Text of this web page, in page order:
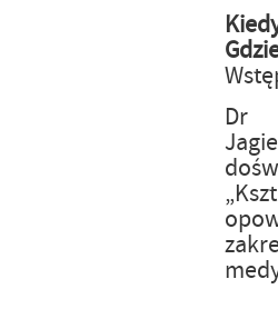
Dr